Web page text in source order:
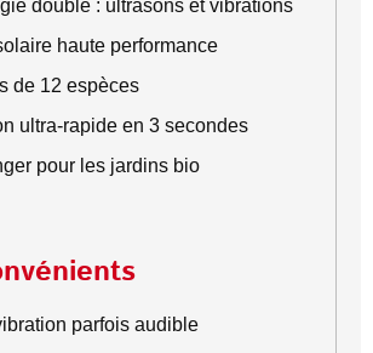
double : ultrasons et vibrations
haute performance
de 12 espèces
ultra-rapide en 3 secondes
pour les jardins bio
parfois audible